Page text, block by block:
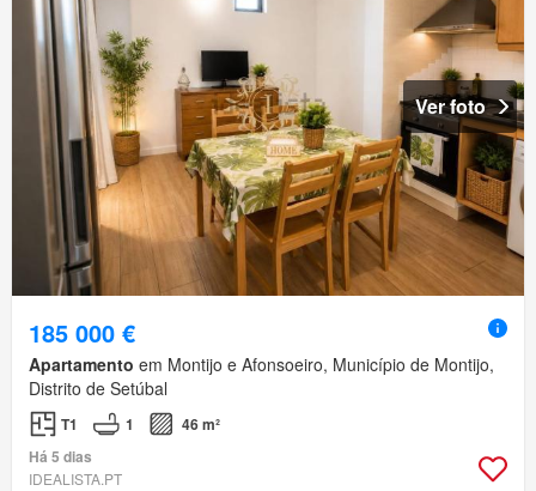
Ver foto
185 000 €
Apartamento em Montijo e Afonsoeiro, Município de Montijo,
Distrito de Setúbal
T1 1
46 m²
Há 5 dias
IDEALISTA.PT